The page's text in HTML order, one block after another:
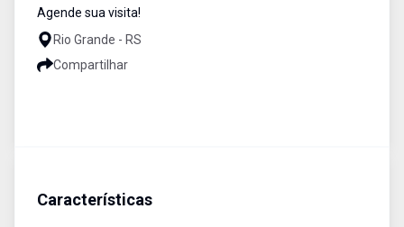
Agende sua visita!
Rio Grande - RS
Compartilhar
Características